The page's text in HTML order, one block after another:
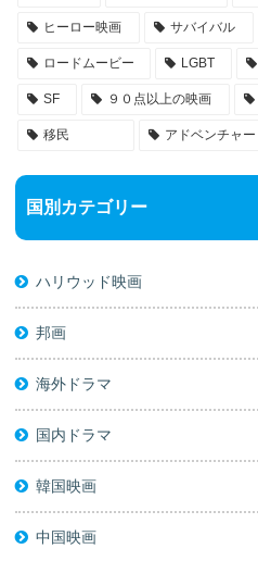
ヒーロー映画 サバイバル
ロードムービー LGBT
SF ９０点以上の映画
移民 アドベンチャー
国別カテゴリー
ハリウッド映画
邦画
海外ドラマ
国内ドラマ
韓国映画
中国映画